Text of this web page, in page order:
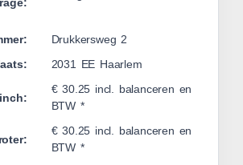
Drukkersweg 2
2031 EE Haarlem
€ 30.25 incl. balanceren en
BTW *
€ 30.25 incl. balanceren en
BTW *